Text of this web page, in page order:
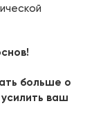
больше о
ваш